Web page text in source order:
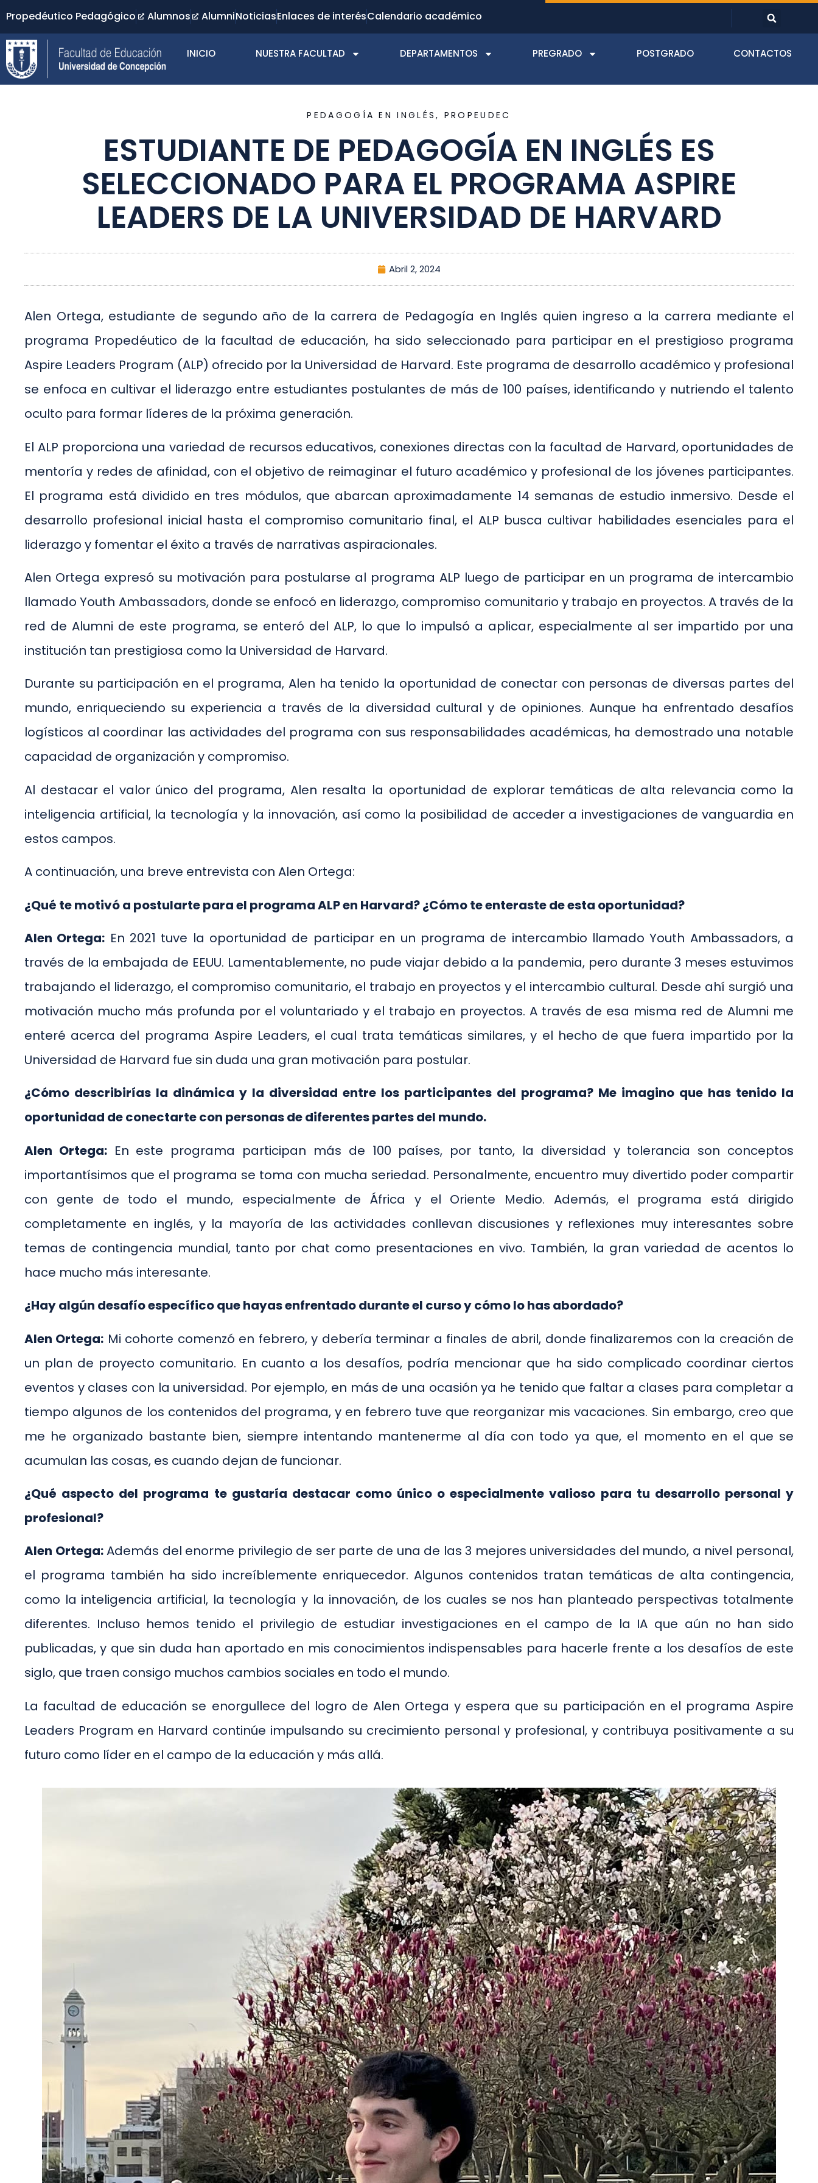
Propedéutico Pedagógico Alumnos AlumniNoticiasEnlaces de interésCalendario académico
INICIO NUESTRA FACULTAD DEPARTAMENTOS PREGRADO POSTGRADO CONTACTOS
PEDAGOGÍA EN INGLÉS, PROPEUDEC
ESTUDIANTE DE PEDAGOGÍA EN INGLÉS ES
SELECCIONADO PARA EL PROGRAMA ASPIRE
LEADERS DE LA UNIVERSIDAD DE HARVARD
Abril 2, 2024
Alen Ortega, estudiante de segundo año de la carrera de Pedagogía en Inglés quien ingreso a la carrera mediante el
programa Propedéutico de la facultad de educación, ha sido seleccionado para participar en el prestigioso programa
Aspire Leaders Program (ALP) ofrecido por la Universidad de Harvard. Este programa de desarrollo académico y profesional
se enfoca en cultivar el liderazgo entre estudiantes postulantes de más de 100 países, identificando y nutriendo el talento
oculto para formar líderes de la próxima generación.
El ALP proporciona una variedad de recursos educativos, conexiones directas con la facultad de Harvard, oportunidades de
mentoría y redes de afinidad, con el objetivo de reimaginar el futuro académico y profesional de los jóvenes participantes.
El programa está dividido en tres módulos, que abarcan aproximadamente 14 semanas de estudio inmersivo. Desde el
desarrollo profesional inicial hasta el compromiso comunitario final, el ALP busca cultivar habilidades esenciales para el
liderazgo y fomentar el éxito a través de narrativas aspiracionales.
Alen Ortega expresó su motivación para postularse al programa ALP luego de participar en un programa de intercambio
llamado Youth Ambassadors, donde se enfocó en liderazgo, compromiso comunitario y trabajo en proyectos. A través de la
red de Alumni de este programa, se enteró del ALP, lo que lo impulsó a aplicar, especialmente al ser impartido por una
institución tan prestigiosa como la Universidad de Harvard.
Durante su participación en el programa, Alen ha tenido la oportunidad de conectar con personas de diversas partes del
mundo, enriqueciendo su experiencia a través de la diversidad cultural y de opiniones. Aunque ha enfrentado desafíos
logísticos al coordinar las actividades del programa con sus responsabilidades académicas, ha demostrado una notable
capacidad de organización y compromiso.
Al destacar el valor único del programa, Alen resalta la oportunidad de explorar temáticas de alta relevancia como la
inteligencia artificial, la tecnología y la innovación, así como la posibilidad de acceder a investigaciones de vanguardia en
estos campos.
A continuación, una breve entrevista con Alen Ortega:
¿Qué te motivó a postularte para el programa ALP en Harvard? ¿Cómo te enteraste de esta oportunidad?
Alen Ortega: En 2021 tuve la oportunidad de participar en un programa de intercambio llamado Youth Ambassadors, a
través de la embajada de EEUU. Lamentablemente, no pude viajar debido a la pandemia, pero durante 3 meses estuvimos
trabajando el liderazgo, el compromiso comunitario, el trabajo en proyectos y el intercambio cultural. Desde ahí surgió una
motivación mucho más profunda por el voluntariado y el trabajo en proyectos. A través de esa misma red de Alumni me
enteré acerca del programa Aspire Leaders, el cual trata temáticas similares, y el hecho de que fuera impartido por la
Universidad de Harvard fue sin duda una gran motivación para postular.
¿Cómo describirías la dinámica y la diversidad entre los participantes del programa? Me imagino que has tenido la
oportunidad de conectarte con personas de diferentes partes del mundo.
Alen Ortega:En este programa participan más de 100 países, por tanto, la diversidad y tolerancia son conceptos
importantísimos que el programa se toma con mucha seriedad. Personalmente, encuentro muy divertido poder compartir
con gente de todo el mundo, especialmente de África y el Oriente Medio. Además, el programa está dirigido
completamente en inglés, y la mayoría de las actividades conllevan discusiones y reflexiones muy interesantes sobre
temas de contingencia mundial, tanto por chat como presentaciones en vivo. También, la gran variedad de acentos lo
hace mucho más interesante.
¿Hay algún desafío específico que hayas enfrentado durante el curso y cómo lo has abordado?
Alen Ortega: Mi cohorte comenzó en febrero, y debería terminar a finales de abril, donde finalizaremos con la creación de
un plan de proyecto comunitario. En cuanto a los desafíos, podría mencionar que ha sido complicado coordinar ciertos
eventos y clases con la universidad. Por ejemplo, en más de una ocasión ya he tenido que faltar a clases para completar a
tiempo algunos de los contenidos del programa, y en febrero tuve que reorganizar mis vacaciones. Sin embargo, creo que
me he organizado bastante bien, siempre intentando mantenerme al día con todo ya que, el momento en el que se
acumulan las cosas, es cuando dejan de funcionar.
¿Qué aspecto del programa te gustaría destacar como único o especialmente valioso para tu desarrollo personal y
profesional?
Alen Ortega:Además del enorme privilegio de ser parte de una de las 3 mejores universidades del mundo, a nivel personal,
el programa también ha sido increíblemente enriquecedor. Algunos contenidos tratan temáticas de alta contingencia,
como la inteligencia artificial, la tecnología y la innovación, de los cuales se nos han planteado perspectivas totalmente
diferentes. Incluso hemos tenido el privilegio de estudiar investigaciones en el campo de la IA que aún no han sido
publicadas, y que sin duda han aportado en mis conocimientos indispensables para hacerle frente a los desafíos de este
siglo, que traen consigo muchos cambios sociales en todo el mundo.
La facultad de educación se enorgullece del logro de Alen Ortega y espera que su participación en el programa Aspire
Leaders Program en Harvard continúe impulsando su crecimiento personal y profesional, y contribuya positivamente a su
futuro como líder en el campo de la educación y más allá.